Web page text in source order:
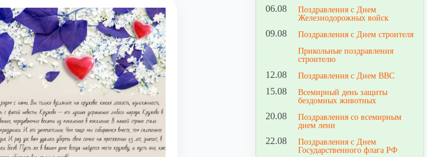
06.08
Поздравления с Днем
Железнодорожных войск
09.08
Поздравления с Днем строителя
Прикольные поздравления
строителю
12.08 Поздравления с Днем ВВС
15.08
Всемирный день защиты
бездомных животных
20.08
Поздравления со всемирным
днем лени
22.08
Поздравления с Днем
Государственного флага РФ